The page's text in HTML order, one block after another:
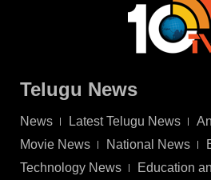
Telugu News
News Latest Telugu News
Movie News
National News
Technology News
Education